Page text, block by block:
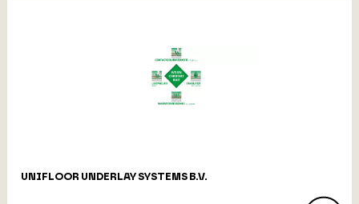
UNIFLOOR UNDERLAY SYSTEMS B.V.